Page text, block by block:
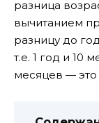
разница
вычитанием
разницу до
т.е. 1 год и 10
месяцев — это